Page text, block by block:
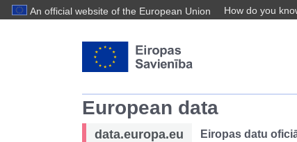
An official website of the European Union How do you
European data
data.europa.eu Eiropas datu